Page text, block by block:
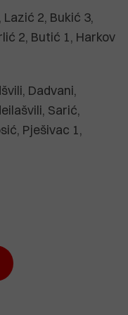
2, Bukić 3,
2, Butić 1, Harkov
Dadvani,
Sarić,
Pješivac 1,